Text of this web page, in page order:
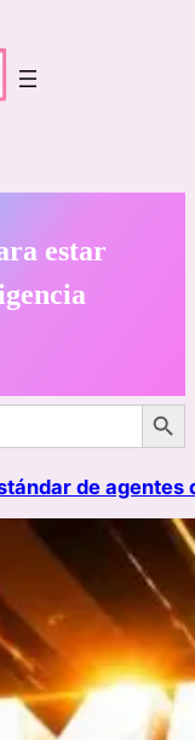
estar
Botón de
de agentes